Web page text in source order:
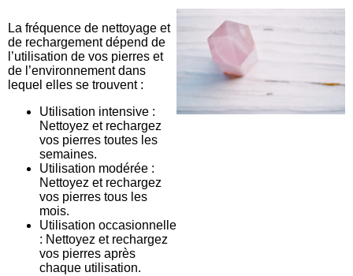
La fréquence de nettoyage et
de rechargement dépend de
l’utilisation de vos pierres et
de l’environnement dans
lequel elles se trouvent :
Utilisation intensive :
Nettoyez et rechargez
vos pierres toutes les
semaines.
Utilisation modérée :
Nettoyez et rechargez
vos pierres tous les
mois.
Utilisation occasionnelle
: Nettoyez et rechargez
vos pierres après
chaque utilisation.